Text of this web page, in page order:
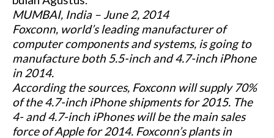
MUMBAI, India – June 2, 2014
Foxconn, world’s leading manufacturer of
computer components and systems, is going to
manufacture both 5.5-inch and 4.7-inch iPhone
in 2014.
According the sources, Foxconn will supply 70%
of the 4.7-inch iPhone shipments for 2015. The
4- and 4.7-inch iPhones will be the main sales
force of Apple for 2014. Foxconn’s plants in